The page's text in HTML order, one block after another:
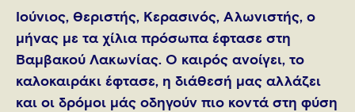
Ιούνιος, Θεριστής, Κερασινός, Αλωνιστής, ο
μήνας με τα χίλια πρόσωπα έφτασε στη
Βαμβακού Λακωνίας. Ο καιρός ανοίγει, το
καλοκαιράκι έφτασε, η διάθεσή μας αλλάζει
και οι δρόμοι μάς οδηγούν πιο κοντά στη φύση